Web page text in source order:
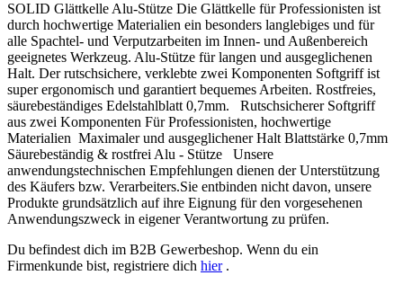
SOLID Glättkelle Alu-Stütze Die Glättkelle für Professionisten ist
durch hochwertige Materialien ein besonders langlebiges und für
alle Spachtel- und Verputzarbeiten im Innen- und Außenbereich
geeignetes Werkzeug. Alu-Stütze für langen und ausgeglichenen
Halt. Der rutschsichere, verklebte zwei Komponenten Softgriff ist
super ergonomisch und garantiert bequemes Arbeiten. Rostfreies,
säurebeständiges Edelstahlblatt 0,7mm. Rutschsicherer Softgriff
aus zwei Komponenten Für Professionisten, hochwertige
Materialien Maximaler und ausgeglichener Halt Blattstärke 0,7mm
Säurebeständig & rostfrei Alu - Stütze Unsere
anwendungstechnischen Empfehlungen dienen der Unterstützung
des Käufers bzw. Verarbeiters.Sie entbinden nicht davon, unsere
Produkte grundsätzlich auf ihre Eignung für den vorgesehenen
Anwendungszweck in eigener Verantwortung zu prüfen.
Du befindest dich im B2B Gewerbeshop. Wenn du ein
Firmenkunde bist, registriere dich hier.